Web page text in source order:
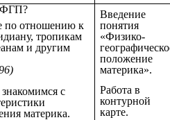
ФГП?
по отношению к
тропикам
и другим
с
материка.
Введение
понятия
«Физико-
положение
материка».
Работа в
контурной
карте.